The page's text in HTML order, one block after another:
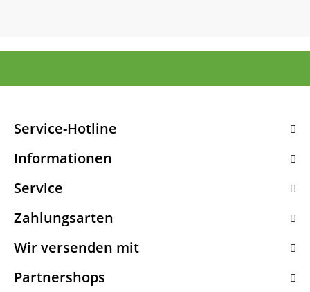
Service-Hotline
Informationen
Service
Zahlungsarten
Wir versenden mit
Partnershops